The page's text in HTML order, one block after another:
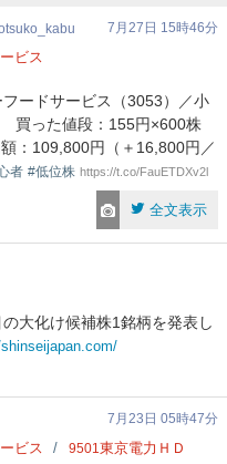
7月27日 15時46分
ビス
ードサービス（3053）／小
買った値段：155円×600株
109,800円（＋16,800円／
者 #低位株 https://t.co/FauETDXv2l
全文表示
大化け候補株1銘柄を発表し
7月23日 05時47分
ビス 9501東京電力ＨＤ